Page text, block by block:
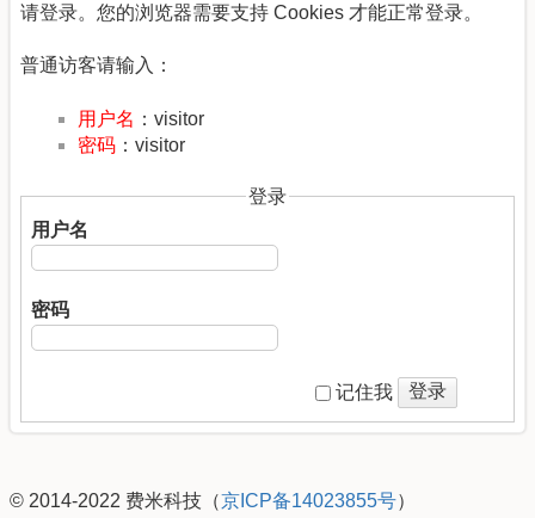
请登录。您的浏览器需要支持 Cookies 才能正常登录。
普通访客请输入：
用户名 ：visitor
密码 ：visitor
登录
用户名
密码
记住我 登录
© 2014-2022 费米科技（京ICP备14023855号）